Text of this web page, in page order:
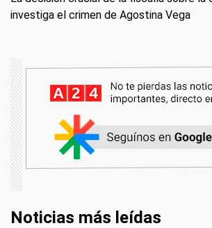
investiga el crimen de Agostina Vega
Noticias más leídas